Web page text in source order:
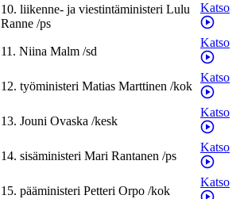
10. liikenne- ja viestintäministeri Lulu
Ranne /ps
Katso
11. Niina Malm /sd
Katso
12. työministeri Matias Marttinen /kok
Katso
13. Jouni Ovaska /kesk
Katso
14. sisäministeri Mari Rantanen /ps
Katso
15. pääministeri Petteri Orpo /kok
Katso